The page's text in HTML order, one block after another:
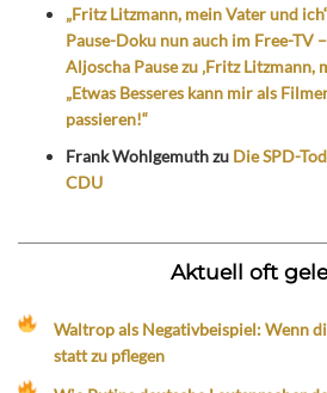
„Fritz Litzmann, mein Vater und
Pause-Doku nun auch im Free-TV
Aljoscha Pause zu ‚Fritz Litzmann,
„Etwas Besseres kann mir als
passieren!“
Frank Wohlgemuthzu Die SPD-
CDU
Aktuell oft
Waltrop als Negativbeispiel: Wenn
statt zu pflegen